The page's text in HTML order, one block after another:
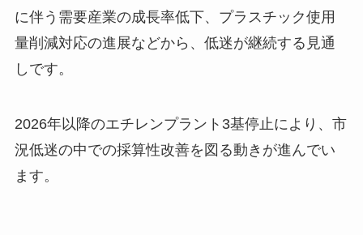
に伴う需要産業の成長率低下、プラスチック使用
量削減対応の進展などから、低迷が継続する見通
しです。
2026年以降のエチレンプラント3基停止により、市
況低迷の中での採算性改善を図る動きが進んでい
ます。